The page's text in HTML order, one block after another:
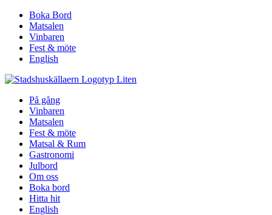
Boka Bord
Matsalen
Vinbaren
Fest & möte
English
På gång
Vinbaren
Matsalen
Fest & möte
Matsal & Rum
Gastronomi
Julbord
Om oss
Boka bord
Hitta hit
English